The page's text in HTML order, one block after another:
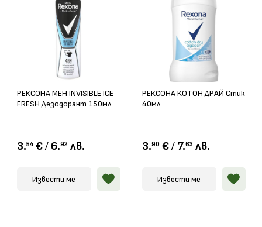
РЕКСОНА МЕН INVISIBLE ICE
FRESH Дезодорант 150мл
3.54 € / 6.92 лв.
Извести ме
РЕКСОНА КОТОН ДРАЙ Стик
40мл
3.90 € / 7.63 лв.
Извести ме